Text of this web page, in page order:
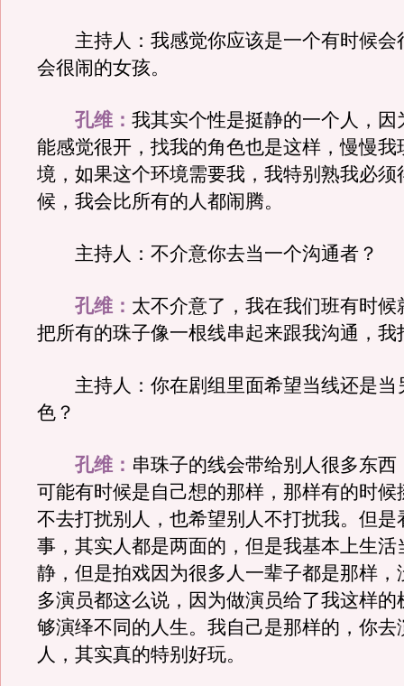
主持人：我感觉你应该是一个有时候会
会很闹的女孩。
孔维： 我其实个性是挺静的一个人，因
能感觉很开，找我的角色也是这样，慢慢我
境，如果这个环境需要我，我特别熟我必须
候，我会比所有的人都闹腾。
主持人：不介意你去当一个沟通者？
孔维： 太不介意了，我在我们班有时候
把所有的珠子像一根线串起来跟我沟通，我
主持人：你在剧组里面希望当线还是当
色？
孔维： 串珠子的线会带给别人很多东西
可能有时候是自己想的那样，那样有的时候
不去打扰别人，也希望别人不打扰我。但是
事，其实人都是两面的，但是我基本上生活
静，但是拍戏因为很多人一辈子都是那样，
多演员都这么说，因为做演员给了我这样的
够演绎不同的人生。我自己是那样的，你去
人，其实真的特别好玩。